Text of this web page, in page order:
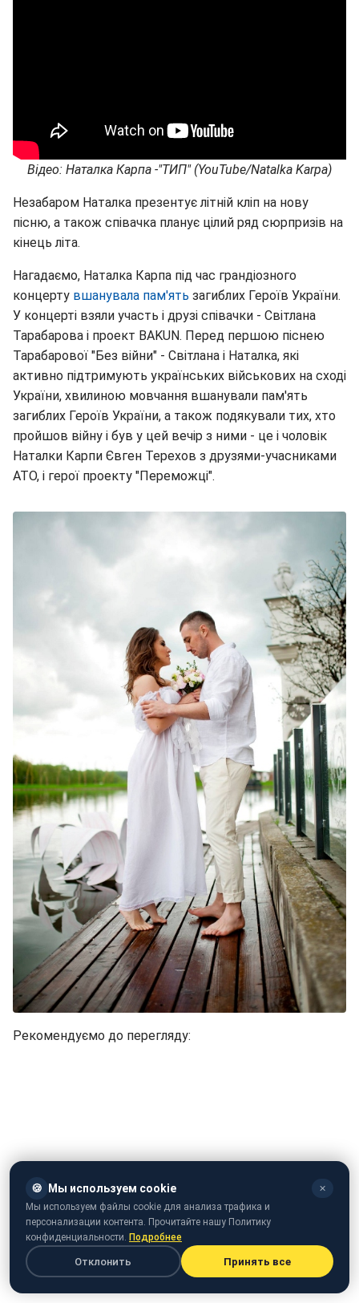
Відео: Наталка Карпа -"ТИП" (YouTube/Natalka Karpa)
Незабаром Наталка презентує літній кліп на нову
пісню, а також співачка планує цілий ряд сюрпризів на
кінець літа.
Нагадаємо, Наталка Карпа під час грандіозного
концерту вшанувала пам'ять загиблих Героїв України.
У концерті взяли участь і друзі співачки - Світлана
Тарабарова і проект BAKUN. Перед першою піснею
Тарабарової "Без війни" - Світлана і Наталка, які
активно підтримують українських військових на сході
України, хвилиною мовчання вшанували пам'ять
загиблих Героїв України, а також подякували тих, хто
пройшов війну і був у цей вечір з ними - це і чоловік
Наталки Карпи Євген Терехов з друзями-учасниками
АТО, і герої проекту "Переможці".
Рекомендуємо до перегляду:
Відео: що ви не знали про Віру Брежнєву
🍪 Мы используем cookie ✕
Мы используем файлы cookie для анализа трафика и
персонализации контента. Прочитайте нашу Политику
конфиденциальности. Подробнее
Отклонить Принять все